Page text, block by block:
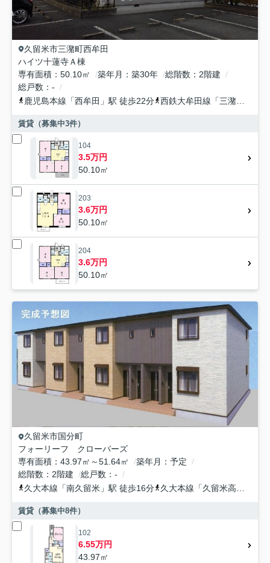
久留米市三潴町西牟田
ハイツ十蓮寺Ａ棟
専有面積
50.10㎡ 築年月 築30年 総階数
2階建
総戸数
-
鹿児島本線 「西牟田 」駅 徒歩22分 西鉄大牟田線 「三潴
賃貸（募集中3件）
104
3.5万円
50.10㎡
203
3.6万円
50.10㎡
204
3.6万円
50.10㎡
久留米市国分町
フォーリーフ クローバーズ
専有面積
43.97㎡～51.64㎡ 築年月
予定
総階数
2階建 総戸数
-
久大本線 「南久留米 」駅 徒歩16分 久大本線 「久留米高校前
賃貸（募集中8件）
102
6.55万円
43.97㎡